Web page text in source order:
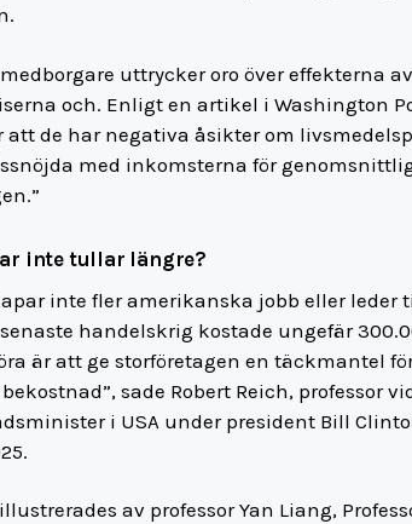
uttrycker oro över effekterna
och. Enligt en artikel i Washington
att de har negativa åsikter om
med inkomsterna för
inte tullar längre?
inte fler amerikanska jobb eller leder
handelskrig kostade ungefär
är att ge storföretagen en täckmantel
sade Robert Reich, professor
i USA under president Bill
av professor Yan Liang,